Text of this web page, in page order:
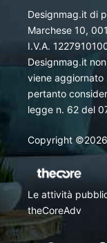
Designmag.it di
Marchese 10,
I.V.A.
Designmag.it
viene aggiornato
pertanto
legge n. 62 del
Copyright
Le attività
theCoreAdv